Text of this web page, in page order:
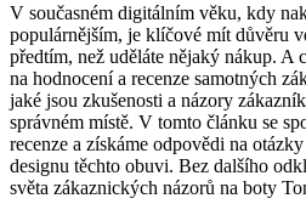
V současném ⁢digitálním věku,‌ kdy
‌populárnějším, je klíčové ⁤mít důvěru
předtím, než uděláte nějaký⁣ nákup. A
na hodnocení a recenze samotných
jaké jsou zkušenosti ⁣a názory
správném ‍místě. V tomto článku se
‍recenze a získáme odpovědi na
designu​ těchto ⁤obuvi. Bez ⁣dalšího
světa zákaznických názorů na boty